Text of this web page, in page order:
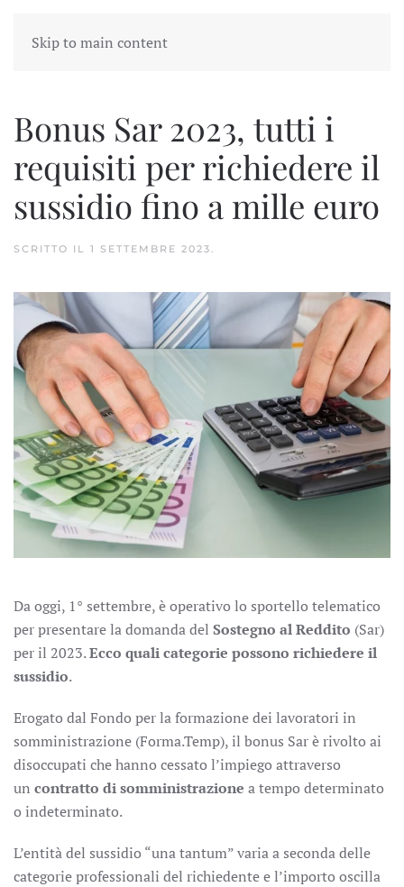
Skip to main content
Bonus Sar 2023, tutti i
requisiti per richiedere il
sussidio fino a mille euro
SCRITTO IL 1 SETTEMBRE 2023.
Da oggi, 1° settembre, è operativo lo sportello telematico
per presentare la domanda del Sostegno al Reddito (Sar)
per il 2023.Ecco quali categorie possono richiedere il
sussidio.
Erogato dal Fondo per la formazione dei lavoratori in
somministrazione (Forma.Temp), il bonus Sar è rivolto ai
disoccupati che hanno cessato l’impiego attraverso
un contratto di somministrazione a tempo determinato
o indeterminato.
L’entità del sussidio “una tantum” varia a seconda delle
categorie professionali del richiedente e l’importo oscilla